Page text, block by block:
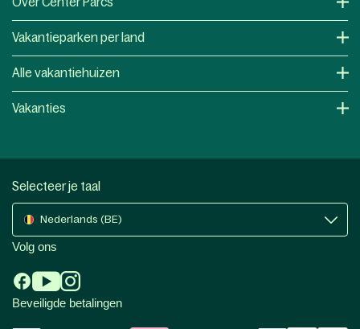
Vakantieparken per land
Alle vakantiehuizen
Vakanties
Selecteer je taal
Nederlands (BE)
Volg ons
Beveiligde betalingen